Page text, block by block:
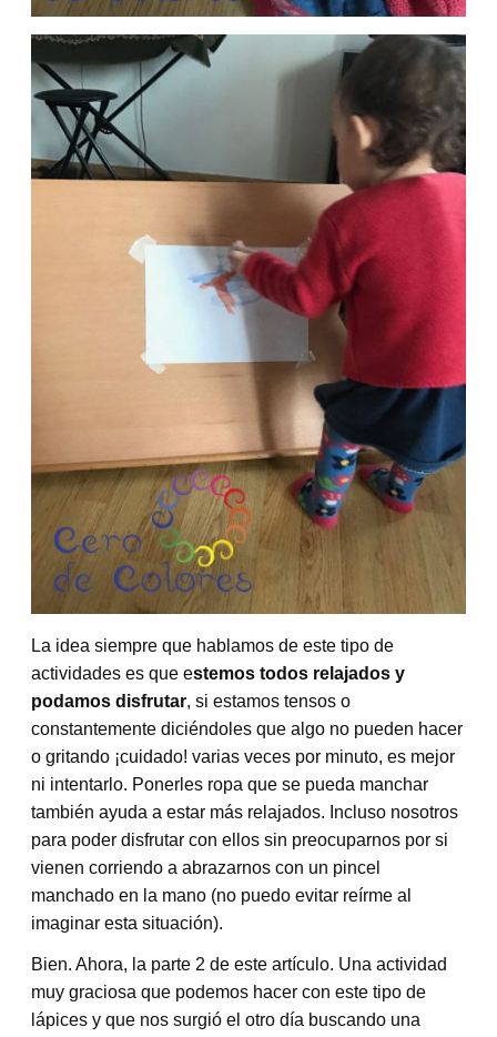
La idea siempre que hablamos de este tipo de
actividades es que estemos todos relajados y
podamos disfrutar, si estamos tensos o
constantemente diciéndoles que algo no pueden hacer
o gritando ¡cuidado! varias veces por minuto, es mejor
ni intentarlo. Ponerles ropa que se pueda manchar
también ayuda a estar más relajados. Incluso nosotros
para poder disfrutar con ellos sin preocuparnos por si
vienen corriendo a abrazarnos con un pincel
manchado en la mano (no puedo evitar reírme al
imaginar esta situación).
Bien. Ahora, la parte 2 de este artículo. Una actividad
muy graciosa que podemos hacer con este tipo de
lápices y que nos surgió el otro día buscando una